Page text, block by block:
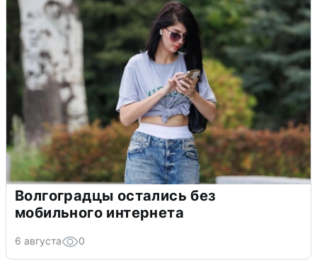
Волгоградцы остались без
мобильного интернета
6 августа 0